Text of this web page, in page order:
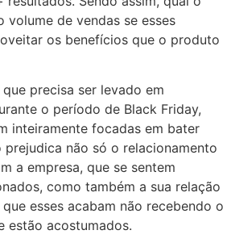
volume de vendas se esses
os benefícios que o produto
precisa ser levado em
o período de Black Friday,
inteiramente focadas em bater
prejudica não só o relacionamento
a empresa, que se sentem
como também a sua relação
esses acabam não recebendo o
estão acostumados.